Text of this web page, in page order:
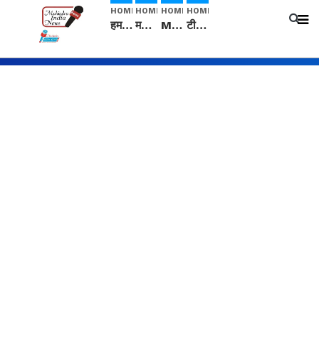
HOME
हम सनातनी..." सांसद kangana Ranaut से क्या बोली लड़की? Viral Jantar-Mantar | CJP protest
HOME
मनीषा हत्याकांड: हत्या, आत्महत्या या कोई बड़ा राज? | Full Story | Josh Haryana
HOME
Mangalsutra: हिंदू धर्म में शादी के बाद मंगलसूत्र क्यों पहनती है महिलाएं, किसने शुरु की ये परंपरा
HOME
टीम बीकेई ने एग्रीकल्चर ग्रेड की यूरिया खाद गट्टों में बदलकर टेक्निकल ग्रेड में बेचने वालों पर करवाई कार्रवाई: लखविंदर सिंह औलख